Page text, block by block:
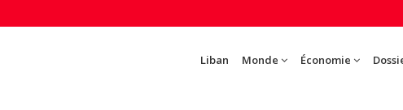
Liban Monde Économie